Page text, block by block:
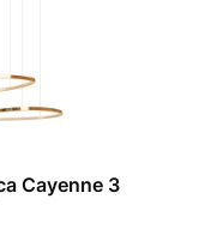
Cayenne 3